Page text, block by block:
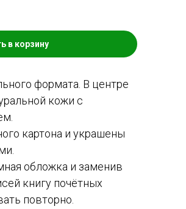
в корзину
формата. В центре
кожи с
картона и украшены
обложка и заменив
книгу почётных
повторно.